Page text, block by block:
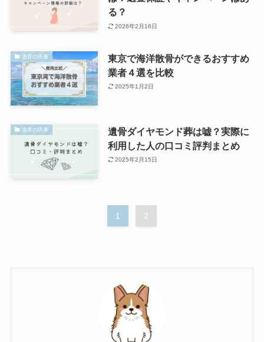
る？
2026年2月16日
遺骨の供養
東京で海洋散骨ができるおすすめ
業者４選を比較
2025年1月2日
遺骨の供養
遺骨ダイヤモンド葬は嘘？実際に
利用した人の口コミ評判まとめ
2025年2月15日
1 2